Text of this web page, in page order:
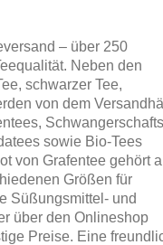
– über 250
Neben den
schwarzer Tee,
von dem
sowie Bio-Tees
von Grafentee gehört
Größen für
Süßungsmittel- und
über den Onlineshop
Preise. Eine